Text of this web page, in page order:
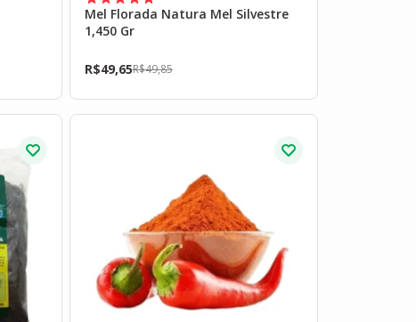
Mel Florada Natura Mel Silvestre
1,450 Gr
R$49,85
R$49,65